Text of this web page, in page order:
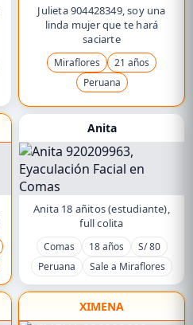
Julieta 904428349, soy una
linda mujer que te hará
saciarte
Miraflores
21 años
Peruana
Anita
Anita 18 añitos (estudiante),
full colita
Comas 18 años
S/ 80
Peruana
Sale a Miraflores
XIMENA